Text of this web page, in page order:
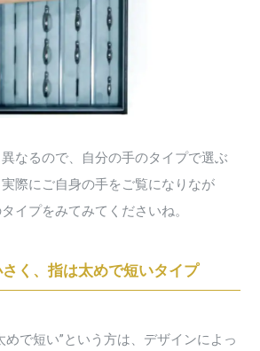
なるので、自分の手のタイプで選ぶ
際にご自身の手をご覧になりなが
イプをみてみてくださいね。
く、指は太めで短いタイプ
めで短い”という方は、デザインによっ